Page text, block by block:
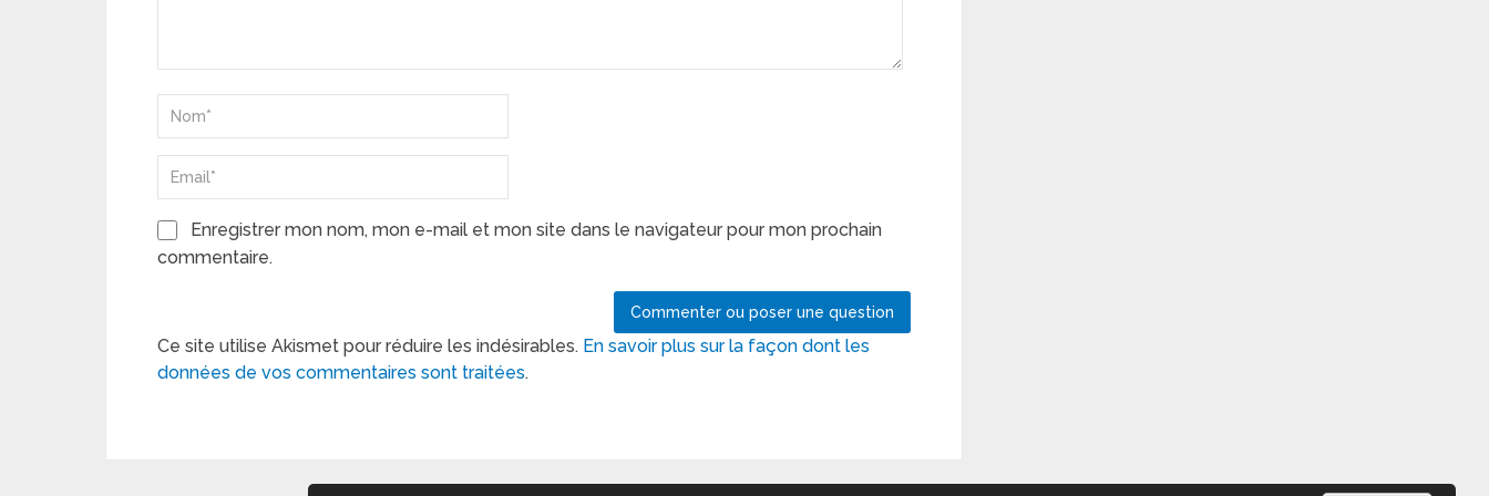
Enregistrer mon nom, mon e-mail et mon site dans le navigateur pour mon prochain
commentaire.
Ce site utilise Akismet pour réduire les indésirables. En savoir plus sur la façon dont les
données de vos commentaires sont traitées.